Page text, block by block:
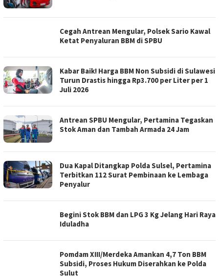
Cegah Antrean Mengular, Polsek Sario Kawal
Ketat Penyaluran BBM di SPBU
Kabar Baik! Harga BBM Non Subsidi di Sulawesi
Turun Drastis hingga Rp3.700 per Liter per 1
Juli 2026
Antrean SPBU Mengular, Pertamina Tegaskan
Stok Aman dan Tambah Armada 24 Jam
Dua Kapal Ditangkap Polda Sulsel, Pertamina
Terbitkan 112 Surat Pembinaan ke Lembaga
Penyalur
Begini Stok BBM dan LPG 3 Kg Jelang Hari Raya
Iduladha
Pomdam XIII/Merdeka Amankan 4,7 Ton BBM
Subsidi, Proses Hukum Diserahkan ke Polda
Sulut